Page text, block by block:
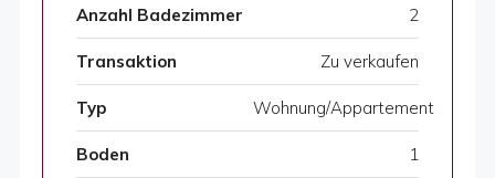
Anzahl Badezimmer 2
Transaktion Zu verkaufen
Typ Wohnung/Appartement
Boden 1